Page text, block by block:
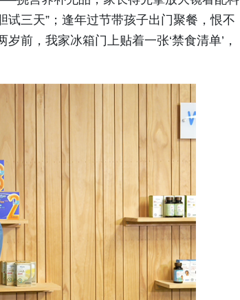
三天”；逢年过节带孩子出门聚餐，恨不
前，我家冰箱门上贴着一张‘禁食清单’，